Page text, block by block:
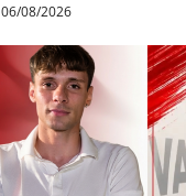
06/08/2026